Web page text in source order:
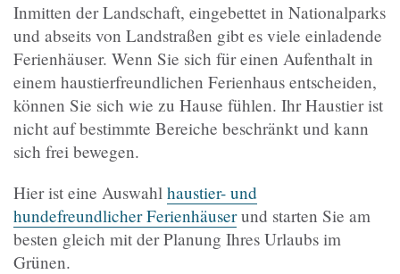
Inmitten der Landschaft, eingebettet in Nationalparks
und abseits von Landstraßen gibt es viele einladende
Ferienhäuser. Wenn Sie sich für einen Aufenthalt in
einem haustierfreundlichen Ferienhaus entscheiden,
können Sie sich wie zu Hause fühlen. Ihr Haustier ist
nicht auf bestimmte Bereiche beschränkt und kann
sich frei bewegen.
Hier ist eine Auswahl haustier- und
hundefreundlicher Ferienhäuserund starten Sie am
besten gleich mit der Planung Ihres Urlaubs im
Grünen.